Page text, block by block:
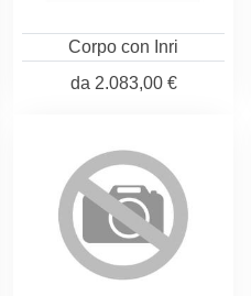
Corpo con Inri
da 2.083,00 €